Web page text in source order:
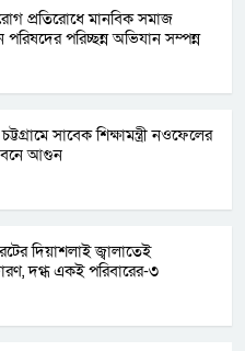
প্রতিরোধে মানবিক সমাজ
পরিষদের পরিচ্ছন্ন অভিযান সম্পন্ন
সাবেক শিক্ষামন্ত্রী নওফেলের
আগুন
দিয়াশলাই জ্বালাতেই
দগ্ধ একই পরিবারের-৩